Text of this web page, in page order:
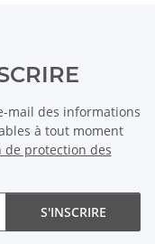
mail des informations
à tout moment
de protection des
S'INSCRIRE